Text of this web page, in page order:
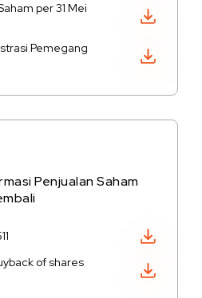
per 31 Mei
Pemegang
Penjualan Saham
of shares